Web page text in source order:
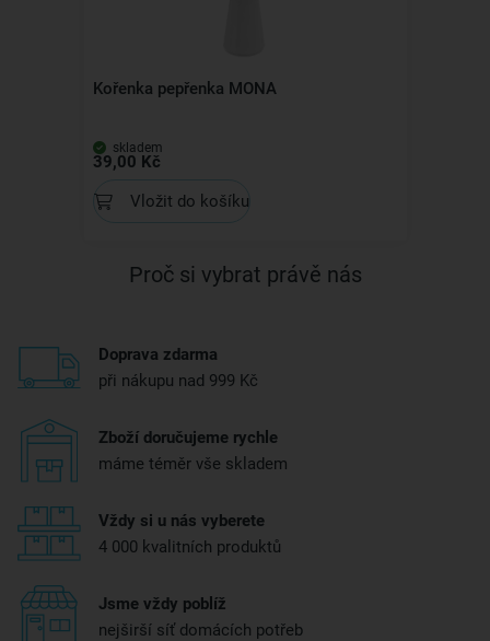
Kořenka pepřenka MONA
skladem
39,00 Kč
Vložit do košíku
Proč si vybrat právě nás
Doprava zdarma
při nákupu nad 999 Kč
Zboží doručujeme rychle
máme téměr vše skladem
Vždy si u nás vyberete
4 000 kvalitních produktů
Jsme vždy poblíž
nejširší síť domácích potřeb